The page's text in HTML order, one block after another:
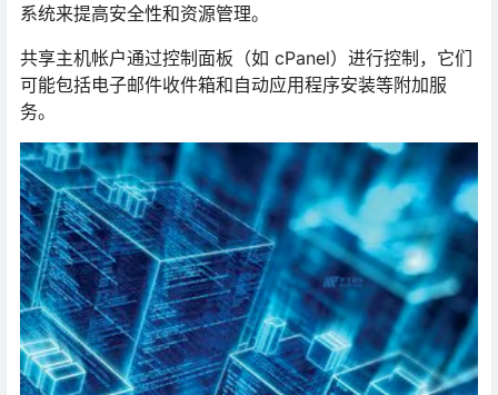
系统来提高安全性和资源管理。
共享主机帐户通过控制面板（如 cPanel）进行控制，它们
可能包括电子邮件收件箱和自动应用程序安装等附加服
务。